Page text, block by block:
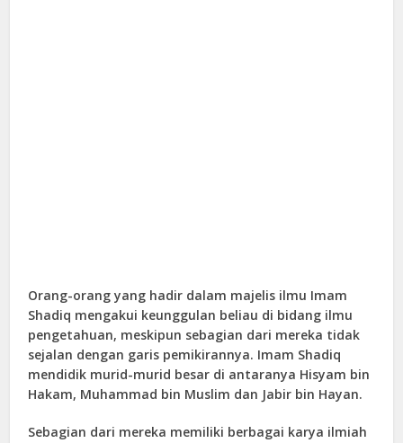
Orang-orang yang hadir dalam majelis ilmu Imam
Shadiq mengakui keunggulan beliau di bidang ilmu
pengetahuan, meskipun sebagian dari mereka tidak
sejalan dengan garis pemikirannya. Imam Shadiq
mendidik murid-murid besar di antaranya Hisyam bin
Hakam, Muhammad bin Muslim dan Jabir bin Hayan.
Sebagian dari mereka memiliki berbagai karya ilmiah